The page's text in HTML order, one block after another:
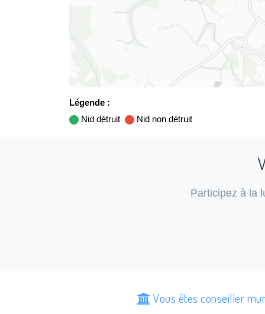
Légende :
Nid détruit
Nid non détruit
Participez à la
Vous êtes conseiller